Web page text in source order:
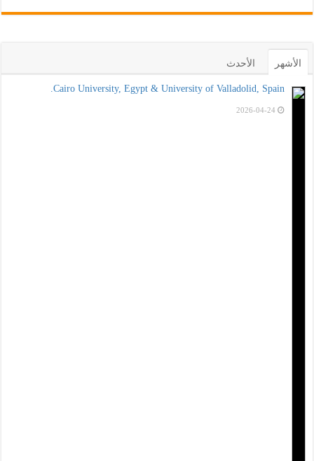
الأشهر الأحدث
Cairo University, Egypt & University of Valladolid, Spain.
2026-04-24